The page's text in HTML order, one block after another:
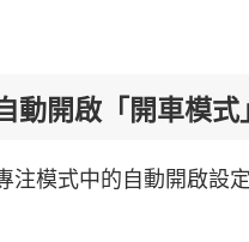
動開啟「開車模式
注模式中的自動開啟設